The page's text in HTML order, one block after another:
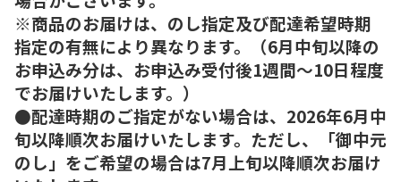
※商品のお届けは、のし指定及び配達希望時期
指定の有無により異なります。（6月中旬以降の
お申込み分は、お申込み受付後1週間～10日程度
でお届けいたします。）
●配達時期のご指定がない場合は、2026年6月中
旬以降順次お届けいたします。ただし、「御中元
のし」をご希望の場合は7月上旬以降順次お届け